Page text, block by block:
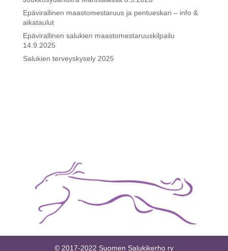
Epävirallinen maastomestaruus ja pentueskari – info &
aikataulut
Epävirallinen salukien maastomestaruuskilpailu
14.9.2025
Salukien terveyskysely 2025
© 2017-2022 Suomen Salukikerho ry